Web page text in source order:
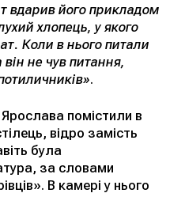
вдарив його прикладом
хлопець, у якого
Коли в нього питали
не чув питання,
.
помістили в
відро замість
була
за словами
В камері у нього